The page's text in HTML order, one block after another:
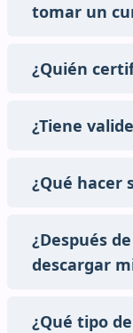
tomar un
¿Quién
¿Tiene
¿Qué hacer
¿Después
descargar
¿Qué tipo